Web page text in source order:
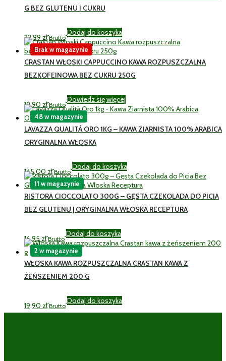
G BEZ GLUTENU I CUKRU
23,99 zł Brutto
Dodaj do koszyka
CRASTAN WŁOSKI CAPPUCCINO KAWA ROZPUSZCZALNA
BEZKOFEINOWA BEZ CUKRU 250G
19,90 zł Brutto
Dowiedz się więcej
Brak w magazynie
LAVAZZA QUALITÀ ORO 1KG – KAWA ZIARNISTA 100% ARABICA
ORYGINALNA WŁOSKA
145,00 zł Brutto
Dodaj do koszyka
48 w magazynie
RISTORA CIOCCOLATO 300G – GĘSTA CZEKOLADA DO PICIA
BEZ GLUTENU | ORYGINALNA WŁOSKA RECEPTURA
16,95 zł Brutto
Dodaj do koszyka
11 w magazynie
WŁOSKA KAWA ROZPUSZCZALNA CRASTAN KAWA Z
ŻEŃSZENIEM 200 G
19,90 zł Brutto
Dodaj do koszyka
2 w magazynie